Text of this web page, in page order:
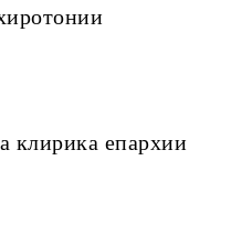
клирика епархии